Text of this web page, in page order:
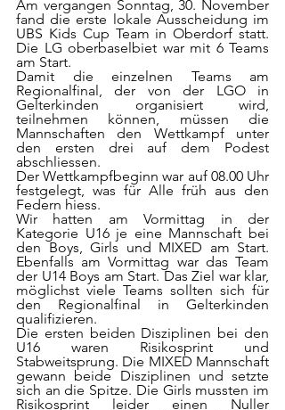
Am vergangen Sonntag, 30. November
fand die erste lokale Ausscheidung im
UBS Kids Cup Team in Oberdorf statt.
Die LG oberbaselbiet war mit 6 Teams
am Start.
Damit die einzelnen Teams am
Regionalfinal, der von der LGO in
Gelterkinden organisiert wird,
teilnehmen können, müssen die
Mannschaften den Wettkampf unter
den ersten drei auf dem Podest
abschliessen.
Der Wettkampfbeginn war auf 08.00 Uhr
festgelegt, was für Alle früh aus den
Federn hiess.
Wir hatten am Vormittag in der
Kategorie U16 je eine Mannschaft bei
den Boys, Girls und MIXED am Start.
Ebenfalls am Vormittag war das Team
der U14 Boys am Start. Das Ziel war klar,
möglichst viele Teams sollten sich für
den Regionalfinal in Gelterkinden
qualifizieren.
Die ersten beiden Disziplinen bei den
U16 waren Risikosprint und
Stabweitsprung. Die MIXED Mannschaft
gewann beide Disziplinen und setzte
sich an die Spitze. Die Girls mussten im
Risikosprint leider einen Nuller